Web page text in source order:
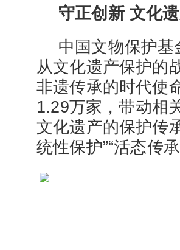
守正创新 文化
中国文物保护
从文化遗产保护的
非遗传承的时代使
1.29万家，带动相
文化遗产的保护传
统性保护”“活态传